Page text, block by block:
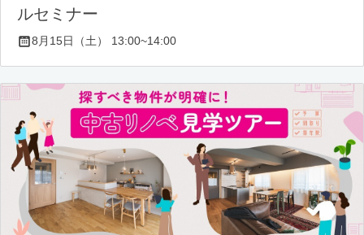
ルセミナー
8月15日（土） 13:00~14:00